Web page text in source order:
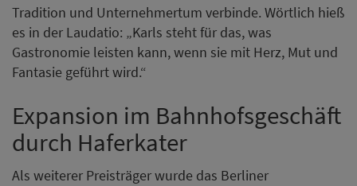
Tradition und Unternehmertum verbinde. Wörtlich hieß
es in der Laudatio: „Karls steht für das, was
Gastronomie leisten kann, wenn sie mit Herz, Mut und
Fantasie geführt wird.“
Expansion im Bahnhofsgeschäft
durch Haferkater
Als weiterer Preisträger wurde das Berliner